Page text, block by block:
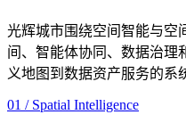
光辉城市围绕空间智能与空
间、智能体协同、数据治理
义地图到数据资产服务的系
01 / Spatial Intelligence